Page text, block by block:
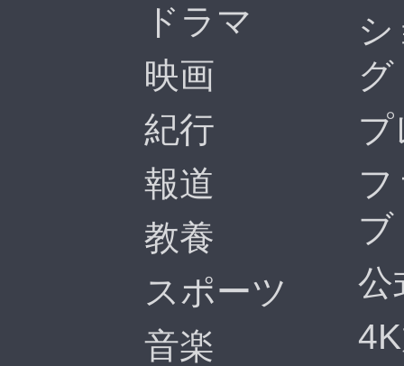
ドラマ
映画
紀行
報道
教養
スポーツ
音楽
グ
プ
ブ
公